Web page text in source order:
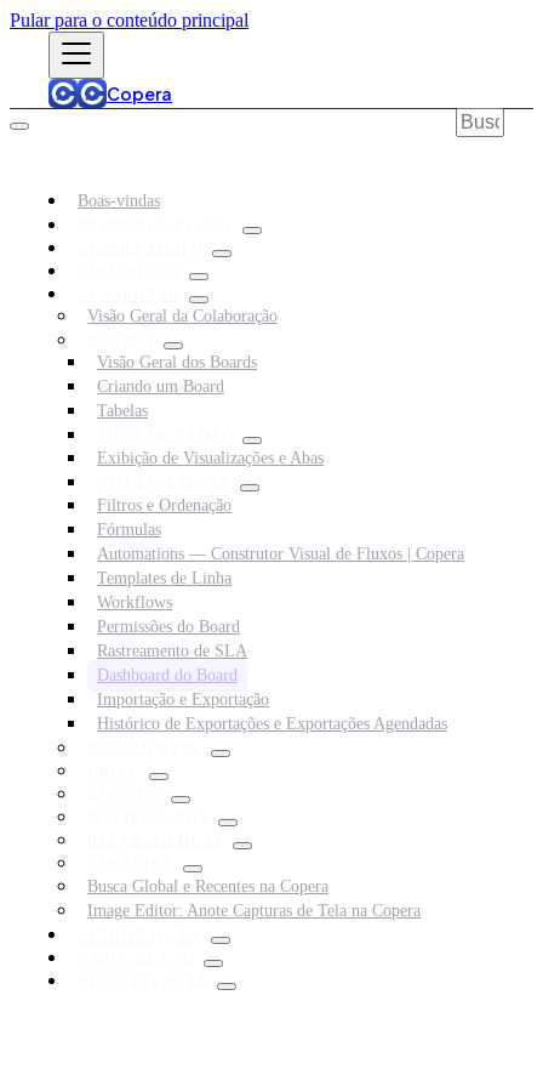
Pular para o conteúdo principal
Copera
Boas-vindas
Visão Geral da Colaboração
Visão Geral dos Boards
Criando um Board
Tabelas
Exibição de Visualizações e Abas
Filtros e Ordenação
Fórmulas
Automations — Construtor Visual de Fluxos | Copera
Templates de Linha
Workflows
Permissões do Board
Rastreamento de SLA
Dashboard do Board
Importação e Exportação
Histórico de Exportações e Exportações Agendadas
Busca Global e Recentes na Copera
Image Editor: Anote Capturas de Tela na Copera